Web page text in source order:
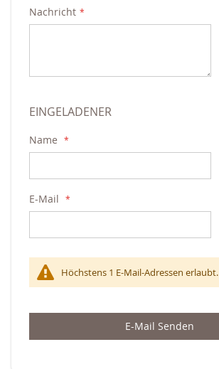
Nachricht
EINGELADENER
Name
E-Mail
Höchstens 1 E-Mail-Adressen erlaubt.
E-Mail Senden